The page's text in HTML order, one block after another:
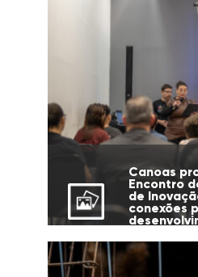
Canoas
Encontro
de
conexões